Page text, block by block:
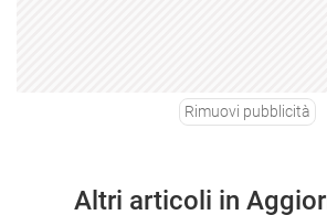
Rimuovi pubblicità
Altri articoli in